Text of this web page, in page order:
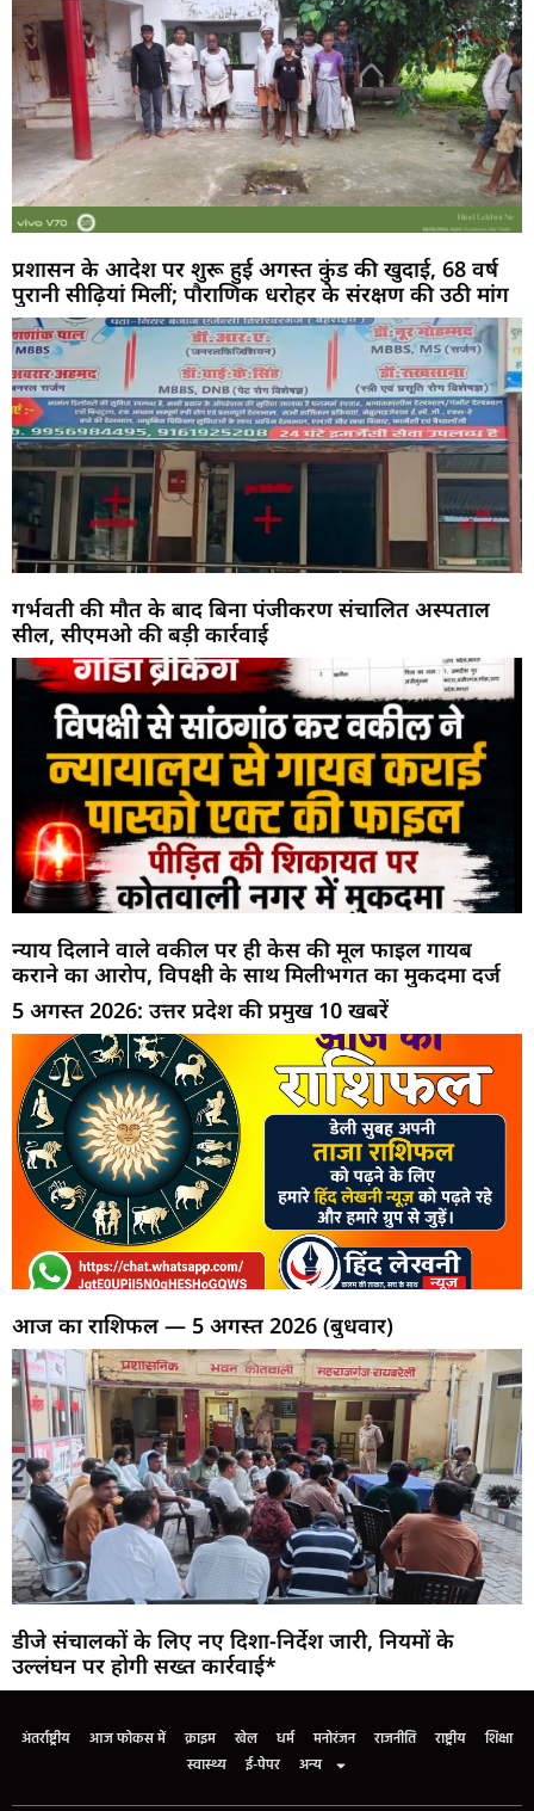
प्रशासन के आदेश पर शुरू हुई अगस्त कुंड की खुदाई, 68 वर्ष
पुरानी सीढ़ियां मिलीं; पौराणिक धरोहर के संरक्षण की उठी मांग
गर्भवती की मौत के बाद बिना पंजीकरण संचालित अस्पताल
सील, सीएमओ की बड़ी कार्रवाई
न्याय दिलाने वाले वकील पर ही केस की मूल फाइल गायब
कराने का आरोप, विपक्षी के साथ मिलीभगत का मुकदमा दर्ज
5 अगस्त 2026: उत्तर प्रदेश की प्रमुख 10 खबरें
आज का राशिफल — 5 अगस्त 2026 (बुधवार)
डीजे संचालकों के लिए नए दिशा-निर्देश जारी, नियमों के
उल्लंघन पर होगी सख्त कार्रवाई*
अंतर्राष्ट्रीय आज फोकस में क्राइम खेल धर्म मनोरंजन राजनीति राष्ट्रीय
शिक्षा
स्वास्थ्य
ई-पेपर अन्य